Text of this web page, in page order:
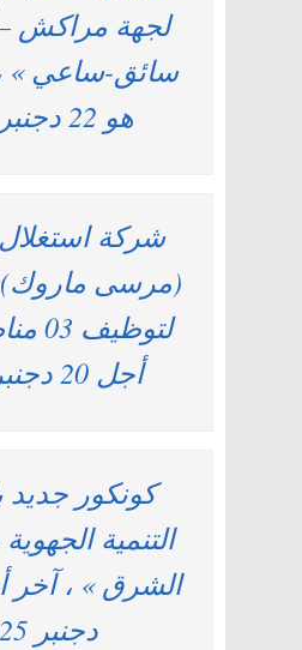
لجهة مراكش
سائق-ساعي »
هو 22 دجنبر 2025
شركة
(مرسى ماروك)
أجل 20 دجنبر 2025
كونكور جديد
التنمية
دجنبر 2025